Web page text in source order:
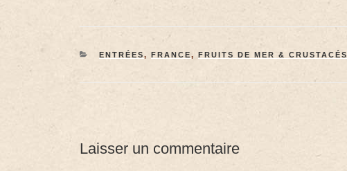
ENTRÉES, FRANCE, FRUITS DE MER & CRUSTACÉS
Laisser un commentaire